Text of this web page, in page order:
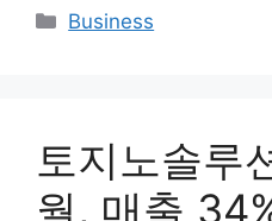
Categories
Business
토지노솔루
월, 매출